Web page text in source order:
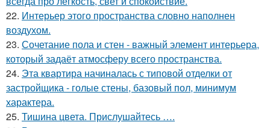
22. Интерьер этого пространства словно наполнен
воздухом.
23. Сочетание пола и стен - важный элемент интерьера,
который задаёт атмосферу всего пространства.
24. Эта квартира начиналась с типовой отделки от
застройщика - голые стены, базовый пол, минимум
характера.
25. Тишина цвета. Прислушайтесь ….